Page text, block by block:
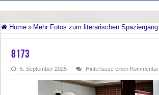
Home » Mehr Fotos zum literarischen Spaziergang
8173
5. September 2025 Hinterlasse einen Kommentar